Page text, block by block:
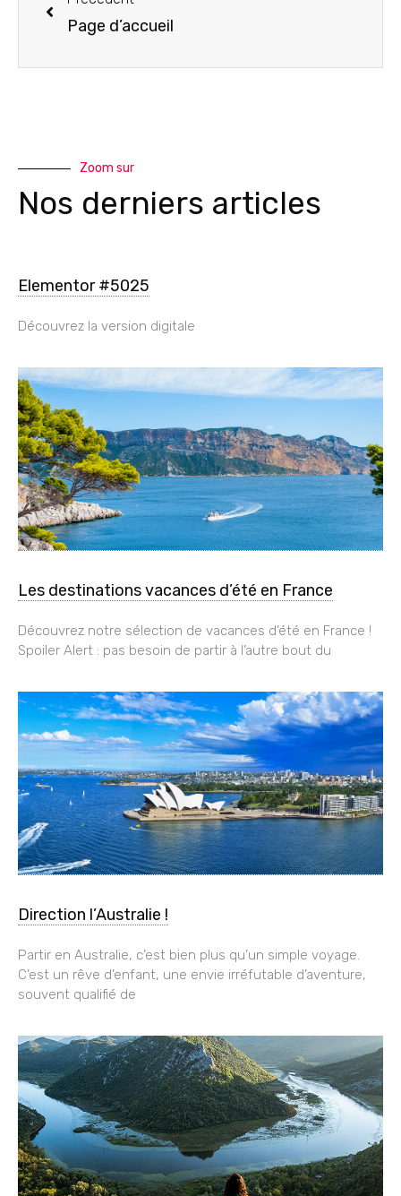
Page d’accueil
Zoom sur
Nos derniers articles
Elementor #5025
Découvrez la version digitale
Les destinations vacances d’été en France
Découvrez notre sélection de vacances d’été en France !
Spoiler Alert : pas besoin de partir à l’autre bout du
Direction l’Australie !
Partir en Australie, c’est bien plus qu’un simple voyage.
C’est un rêve d’enfant, une envie irréfutable d’aventure,
souvent qualifié de